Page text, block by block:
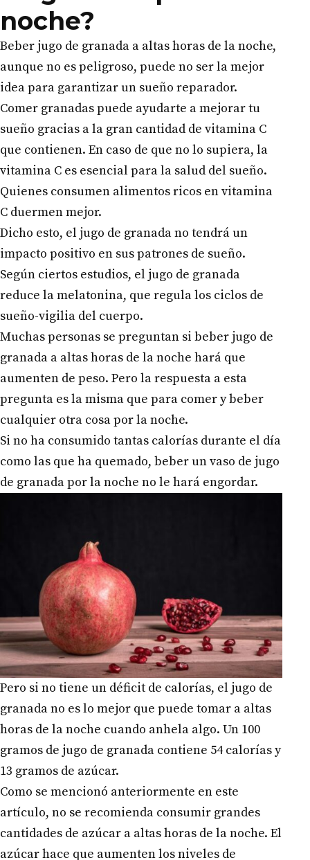
noche?
Beber jugo de granada a altas horas de la noche,
aunque no es peligroso, puede no ser la mejor
idea para garantizar un sueño reparador.
Comer granadas puede ayudarte a mejorar tu
sueño gracias a la gran cantidad de vitamina C
que contienen. En caso de que no lo supiera, la
vitamina C es esencial para la salud del sueño.
Quienes consumen alimentos ricos en vitamina
C duermen mejor.
Dicho esto, el jugo de granada no tendrá un
impacto positivo en sus patrones de sueño.
Según ciertos estudios, el jugo de granada
reduce la melatonina, que regula los ciclos de
sueño-vigilia del cuerpo.
Muchas personas se preguntan si beber jugo de
granada a altas horas de la noche hará que
aumenten de peso. Pero la respuesta a esta
pregunta es la misma que para comer y beber
cualquier otra cosa por la noche.
Si no ha consumido tantas calorías durante el día
como las que ha quemado, beber un vaso de jugo
de granada por la noche no le hará engordar.
Pero si no tiene un déficit de calorías, el jugo de
granada no es lo mejor que puede tomar a altas
horas de la noche cuando anhela algo. Un 100
gramos de jugo de granada contiene 54 calorías y
13 gramos de azúcar.
Como se mencionó anteriormente en este
artículo, no se recomienda consumir grandes
cantidades de azúcar a altas horas de la noche. El
azúcar hace que aumenten los niveles de